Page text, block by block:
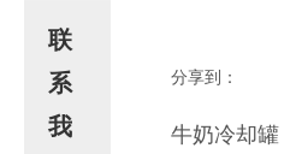
联
系
我
分享到：
牛奶冷却罐